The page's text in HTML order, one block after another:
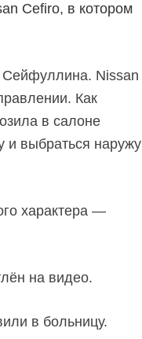
Cefiro, в котором
Сейфуллина. Nissan
Как
в салоне
и выбраться наружу
характера —
на видео.
в больницу.